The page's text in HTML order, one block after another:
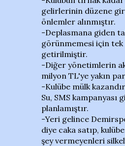
gelirlerinin düzene
önlemler alınmıştır.
-Deplasmana giden
görünmemesi için tek
getirilmiştir.
-Diğer yönetimlerin
milyon TL'ye yakın
-Kulübe mülk
Su, SMS kampanyası
planlamıştır.
-Yeri gelince
diye caka satıp,
şey vermeyenleri